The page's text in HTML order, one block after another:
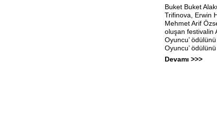
Buket Buket
Trifinova, Erwin
Mehmet Arif
oluşan festivalin
Oyuncu’
Oyuncu’
Devamı >>>